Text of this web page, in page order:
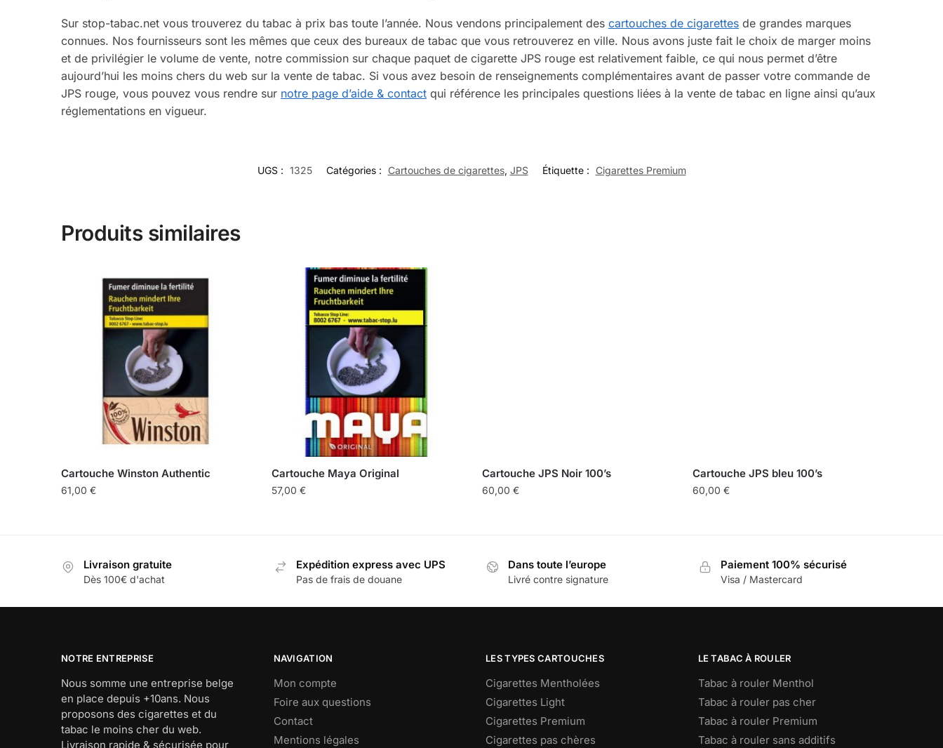
Sur stop-tabac.net vous trouverez du tabac à prix bas toute l’année. Nous vendons principalement descartouches de cigarettes de grandes marques
connues. Nos fournisseurs sont les mêmes que ceux des bureaux de tabac que vous retrouverez en ville. Nous avons juste fait le choix de marger moins
et de privilégier le volume de vente, notre commission sur chaque paquet de cigarette JPS rouge est relativement faible, ce qui nous permet d’être
aujourd’hui les moins chers du web sur la vente de tabac. Si vous avez besoin de renseignements complémentaires avant de passer votre commande de
JPS rouge, vous pouvez vous rendre sur notre page d’aide & contact qui référence les principales questions liées à la vente de tabac en ligne ainsi qu’aux
réglementations en vigueur.
UGS : 1325 Catégories : Cartouches de cigarettes, JPS Étiquette : Cigarettes Premium
Produits similaires
Cartouche Winston Authentic
61,00€
Cartouche Maya Original
57,00 €
Cartouche JPS Noir 100’s
60,00 €
Cartouche JPS bleu 100’s
60,00 €
Livraison gratuite
Dès 100€ d'achat
Expédition express avec UPS
Pas de frais de douane
Dans toute l’europe
Livré contre signature
Paiement 100% sécurisé
Visa / Mastercard
NOTRE ENTREPRISE
Nous somme une entreprise belge
en place depuis +10ans. Nous
proposons des cigarettes et du
tabac le moins cher du web.
Livraison rapide & sécurisée pour
NAVIGATION
Mon compte
Foire aux questions
Contact
Mentions légales
LES TYPES CARTOUCHES
Cigarettes Mentholées
Cigarettes Light
Cigarettes Premium
Cigarettes pas chères
LE TABAC À ROULER
Tabac à rouler Menthol
Tabac à rouler pas cher
Tabac à rouler Premium
Tabac à rouler sans additifs